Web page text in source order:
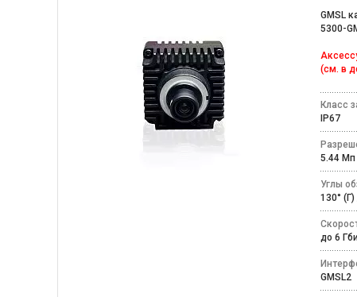
GMSL
5300-
(см. в
Класс
IP67
5.44
Углы
130°
до 6
GMSL2